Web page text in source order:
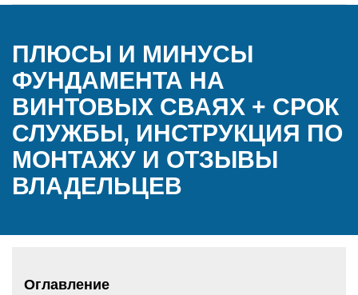
ПЛЮСЫ И МИНУСЫ
ФУНДАМЕНТА НА
ВИНТОВЫХ СВАЯХ + СРОК
СЛУЖБЫ, ИНСТРУКЦИЯ ПО
МОНТАЖУ И ОТЗЫВЫ
ВЛАДЕЛЬЦЕВ
Оглавление